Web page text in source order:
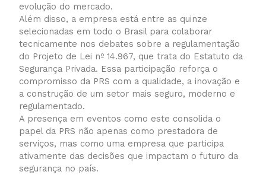
evolução do mercado.
Além disso, a empresa está entre as quinze
selecionadas em todo o Brasil para colaborar
tecnicamente nos debates sobre a regulamentação
do Projeto de Lei nº 14.967, que trata do Estatuto da
Segurança Privada. Essa participação reforça o
compromisso da PRS com a qualidade, a inovação e
a construção de um setor mais seguro, moderno e
regulamentado.
A presença em eventos como este consolida o
papel da PRS não apenas como prestadora de
serviços, mas como uma empresa que participa
ativamente das decisões que impactam o futuro da
segurança no país.